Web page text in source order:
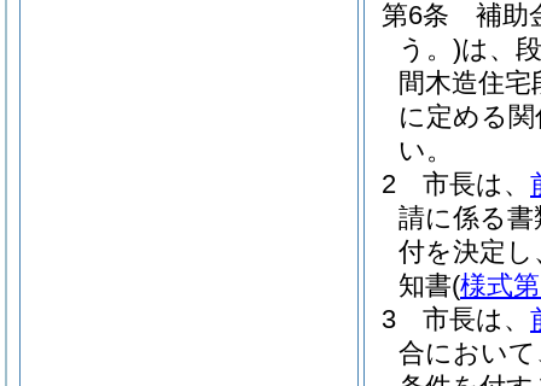
第6条
補助
う。)は、
間木造住
に定める
い。
2
市長は、
請に係る
付を決定し
知書(様式
3
市長は、
合におい